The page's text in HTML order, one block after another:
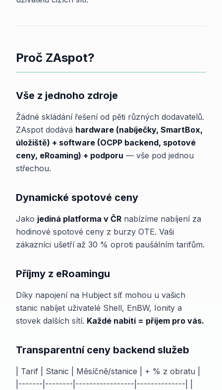
Proč ZAspot?
Vše z jednoho zdroje
Žádné skládání řešení od pěti různých dodavatelů.
ZAspot dodává hardware (nabíječky, SmartBox,
úložiště) + software (OCPP backend, spotové
ceny, eRoaming) + podporu — vše pod jednou
střechou.
Dynamické spotové ceny
Jako jediná platforma v ČR nabízíme nabíjení za
hodinové spotové ceny z burzy OTE. Vaši
zákazníci ušetří až 30 % oproti paušálním tarifům.
Příjmy z eRoamingu
Díky napojení na Hubject síť mohou u vašich
stanic nabíjet uživatelé Shell, EnBW, Ionity a
stovek dalších sítí. Každé nabití = příjem pro vás.
Transparentní ceny backend služeb
| Tarif | Stanic | Měsíčně/stanice | + % z obratu |
|-------|--------|-----------------|--------------| |